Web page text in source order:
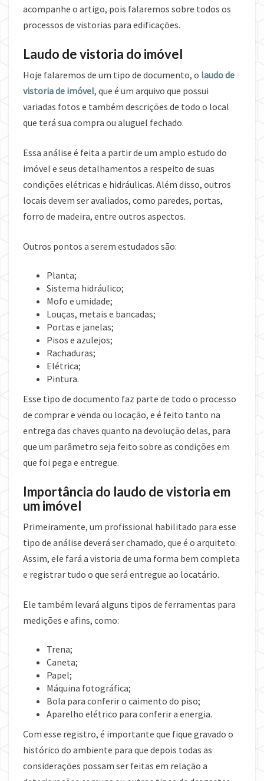
acompanhe o artigo, pois falaremos sobre todos os
processos de vistorias para edificações.
Laudo de vistoria do imóvel
Hoje falaremos de um tipo de documento, o laudo de
vistoria de imóvel, que é um arquivo que possui
variadas fotos e também descrições de todo o local
que terá sua compra ou aluguel fechado.
Essa análise é feita a partir de um amplo estudo do
imóvel e seus detalhamentos a respeito de suas
condições elétricas e hidráulicas. Além disso, outros
locais devem ser avaliados, como paredes, portas,
forro de madeira, entre outros aspectos.
Outros pontos a serem estudados são:
Planta;
Sistema hidráulico;
Mofo e umidade;
Louças, metais e bancadas;
Portas e janelas;
Pisos e azulejos;
Rachaduras;
Elétrica;
Pintura.
Esse tipo de documento faz parte de todo o processo
de comprar e venda ou locação, e é feito tanto na
entrega das chaves quanto na devolução delas, para
que um parâmetro seja feito sobre as condições em
que foi pega e entregue.
Importância do laudo de vistoria em
um imóvel
Primeiramente, um profissional habilitado para esse
tipo de análise deverá ser chamado, que é o arquiteto.
Assim, ele fará a vistoria de uma forma bem completa
e registrar tudo o que será entregue ao locatário.
Ele também levará alguns tipos de ferramentas para
medições e afins, como:
Trena;
Caneta;
Papel;
Máquina fotográfica;
Bola para conferir o caimento do piso;
Aparelho elétrico para conferir a energia.
Com esse registro, é importante que fique gravado o
histórico do ambiente para que depois todas as
considerações possam ser feitas em relação a